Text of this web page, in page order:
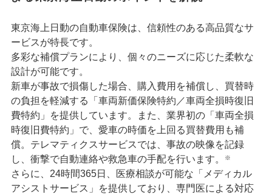
東京海上日動の自動車保険は、信頼性のある高品質なサ
ービスが特長です。
多彩な補償プランにより、個々のニーズに応じた柔軟な
設計が可能です。
新車が事故で損傷した場合、購入費用を補償し、買替時
の負担を軽減する「車両新価保険特約／車両全損時復旧
費特約」を提供しています。また、業界初の「車両全損
時復旧費特約」で、愛車の時価を上回る買替費用も補
償。テレマティクスサービスでは、事故の映像を記録
し、衝撃で自動連絡や救急車の手配を行います。
※
さらに、24時間365日、医療相談が可能な「メディカル
アシストサービス」を提供しており、専門医による対応